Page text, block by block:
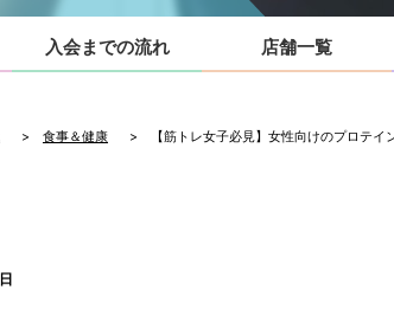
入会までの流れ 店舗一覧
> 食事＆健康 > 【筋トレ女子必見】女性向けのプロテイ